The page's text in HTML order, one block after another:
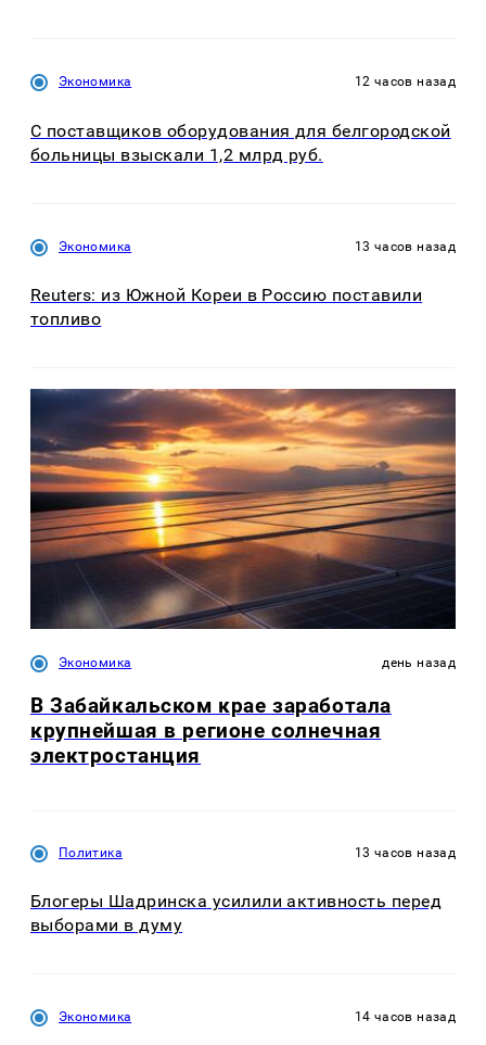
Экономика 12 часов назад
С поставщиков оборудования для белгородской
больницы взыскали 1,2 млрд руб.
Экономика 13 часов назад
Reuters: из Южной Кореи в Россию поставили
топливо
Экономика день назад
В Забайкальском крае заработала
крупнейшая в регионе солнечная
электростанция
Политика 13 часов назад
Блогеры Шадринска усилили активность перед
выборами в думу
Экономика 14 часов назад